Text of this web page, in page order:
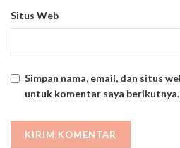
Situs Web
Simpan nama, email, dan situs
untuk komentar saya berikutnya.